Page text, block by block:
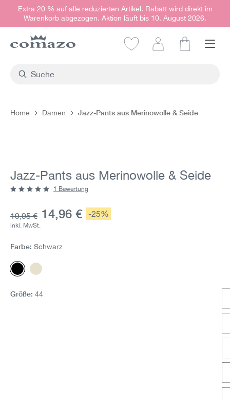
springen
Extra 20 % auf alle reduzierten Artikel. Rabatt wird direkt im
Warenkorb abgezogen. Aktion läuft bis 10. August 2026.
Home Damen Jazz-Pants aus Merinowolle & Seide
Jazz-Pants aus Merinowolle & Seide
Grundpreis:
19,95 € Aktueller Preis:
14,96 € Rabatt:
-25%
inkl. MwSt.
1 Bewertung
Farbe: Schwarz
SchwarzOffwhite
Größe: 44